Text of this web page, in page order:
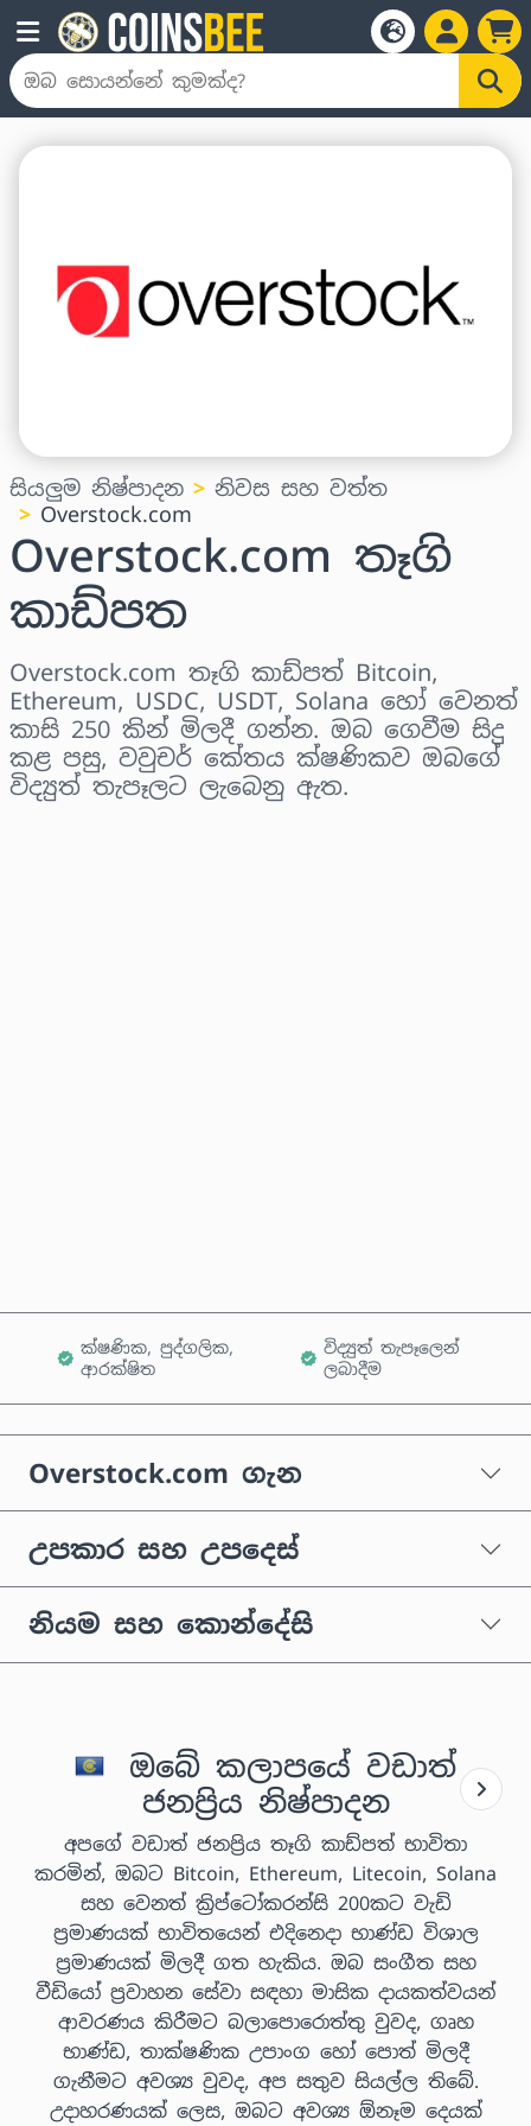
සියලුම නිෂ්පාදන
නිවස සහ වත්ත
Overstock.com
Overstock.com තෑගි
කාඩ්පත
Overstock.com තෑගි කාඩ්පත් Bitcoin,
Ethereum, USDC, USDT, Solana හෝ වෙනත්
කාසි 250 කින් මිලදී ගන්න. ඔබ ගෙවීම සිදු
කළ පසු, වවුචර් කේතය ක්ෂණිකව ඔබගේ
විද්‍යුත් තැපෑලට ලැබෙනු ඇත.
ක්ෂණික, පුද්ගලික,
ආරක්ෂිත
විද්‍යුත් තැපෑලෙන්
ලබාදීම
Overstock.com ගැන
උපකාර සහ උපදෙස්
නියම සහ කොන්දේසි
ඔබේ කලාපයේ වඩාත්
ජනප්‍රිය නිෂ්පාදන
අපගේ වඩාත් ජනප්‍රිය තෑගි කාඩ්පත් භාවිතා
කරමින්, ඔබට Bitcoin, Ethereum, Litecoin, Solana
සහ වෙනත් ක්‍රිප්ටෝකරන්සි 200කට වැඩි
ප්‍රමාණයක් භාවිතයෙන් එදිනෙදා භාණ්ඩ විශාල
ප්‍රමාණයක් මිලදී ගත හැකිය. ඔබ සංගීත සහ
වීඩියෝ ප්‍රවාහන සේවා සඳහා මාසික දායකත්වයන්
ආවරණය කිරීමට බලාපොරොත්තු වුවද, ගෘහ
භාණ්ඩ, තාක්ෂණික උපාංග හෝ පොත් මිලදී
ගැනීමට අවශ්‍ය වුවද, අප සතුව සියල්ල තිබේ.
උදාහරණයක් ලෙස, ඔබට අවශ්‍ය ඕනෑම දෙයක්